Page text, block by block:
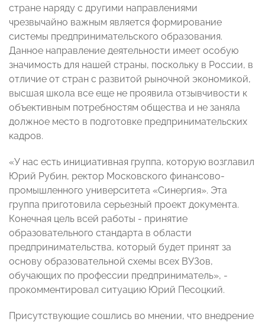
стране наряду с другими направлениями
чрезвычайно важным является формирование
системы предпринимательского образования.
Данное направление деятельности имеет особую
значимость для нашей страны, поскольку в России, в
отличие от стран с развитой рыночной экономикой,
высшая школа все еще не проявила отзывчивости к
объективным потребностям общества и не заняла
должное место в подготовке предпринимательских
кадров.
«У нас есть инициативная группа, которую возглавил
Юрий Рубин, ректор Московского финансово-
промышленного университета «Синергия». Эта
группа приготовила серьезный проект документа.
Конечная цель всей работы - принятие
образовательного стандарта в области
предпринимательства, который будет принят за
основу образовательной схемы всех ВУЗов,
обучающих по профессии предприниматель», -
прокомментировал ситуацию Юрий Песоцкий.
Присутствующие сошлись во мнении, что внедрение